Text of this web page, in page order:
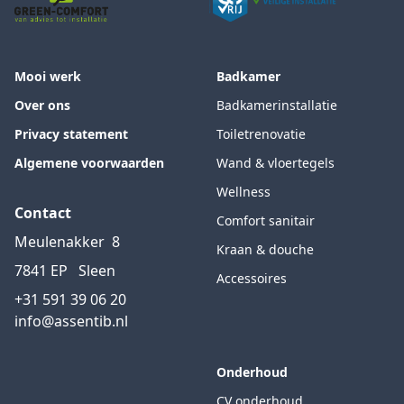
Mooi werk
Over ons
Privacy statement
Algemene voorwaarden
Contact
Meulenakker 8
7841 EP Sleen
+31 591 39 06 20
info@assentib.nl
Badkamer
Badkamerinstallatie
Toiletrenovatie
Wand & vloertegels
Wellness
Comfort sanitair
Kraan & douche
Accessoires
Onderhoud